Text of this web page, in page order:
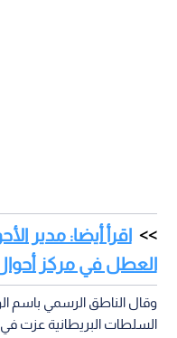
اقرأ أيضا: مدير
العطل في مركز أحوال
وقال الناطق الرسمي باسم
السلطات البريطانية عزت في